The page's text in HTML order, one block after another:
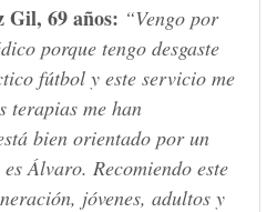
69 años: “Vengo por
porque tengo desgaste
fútbol y este servicio me
terapias me han
bien orientado por un
Álvaro. Recomiendo este
jóvenes, adultos y